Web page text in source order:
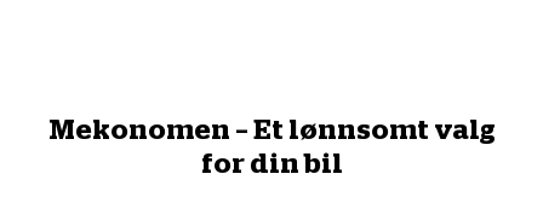
Mekonomen – Et lønnsomt valg
for din bil